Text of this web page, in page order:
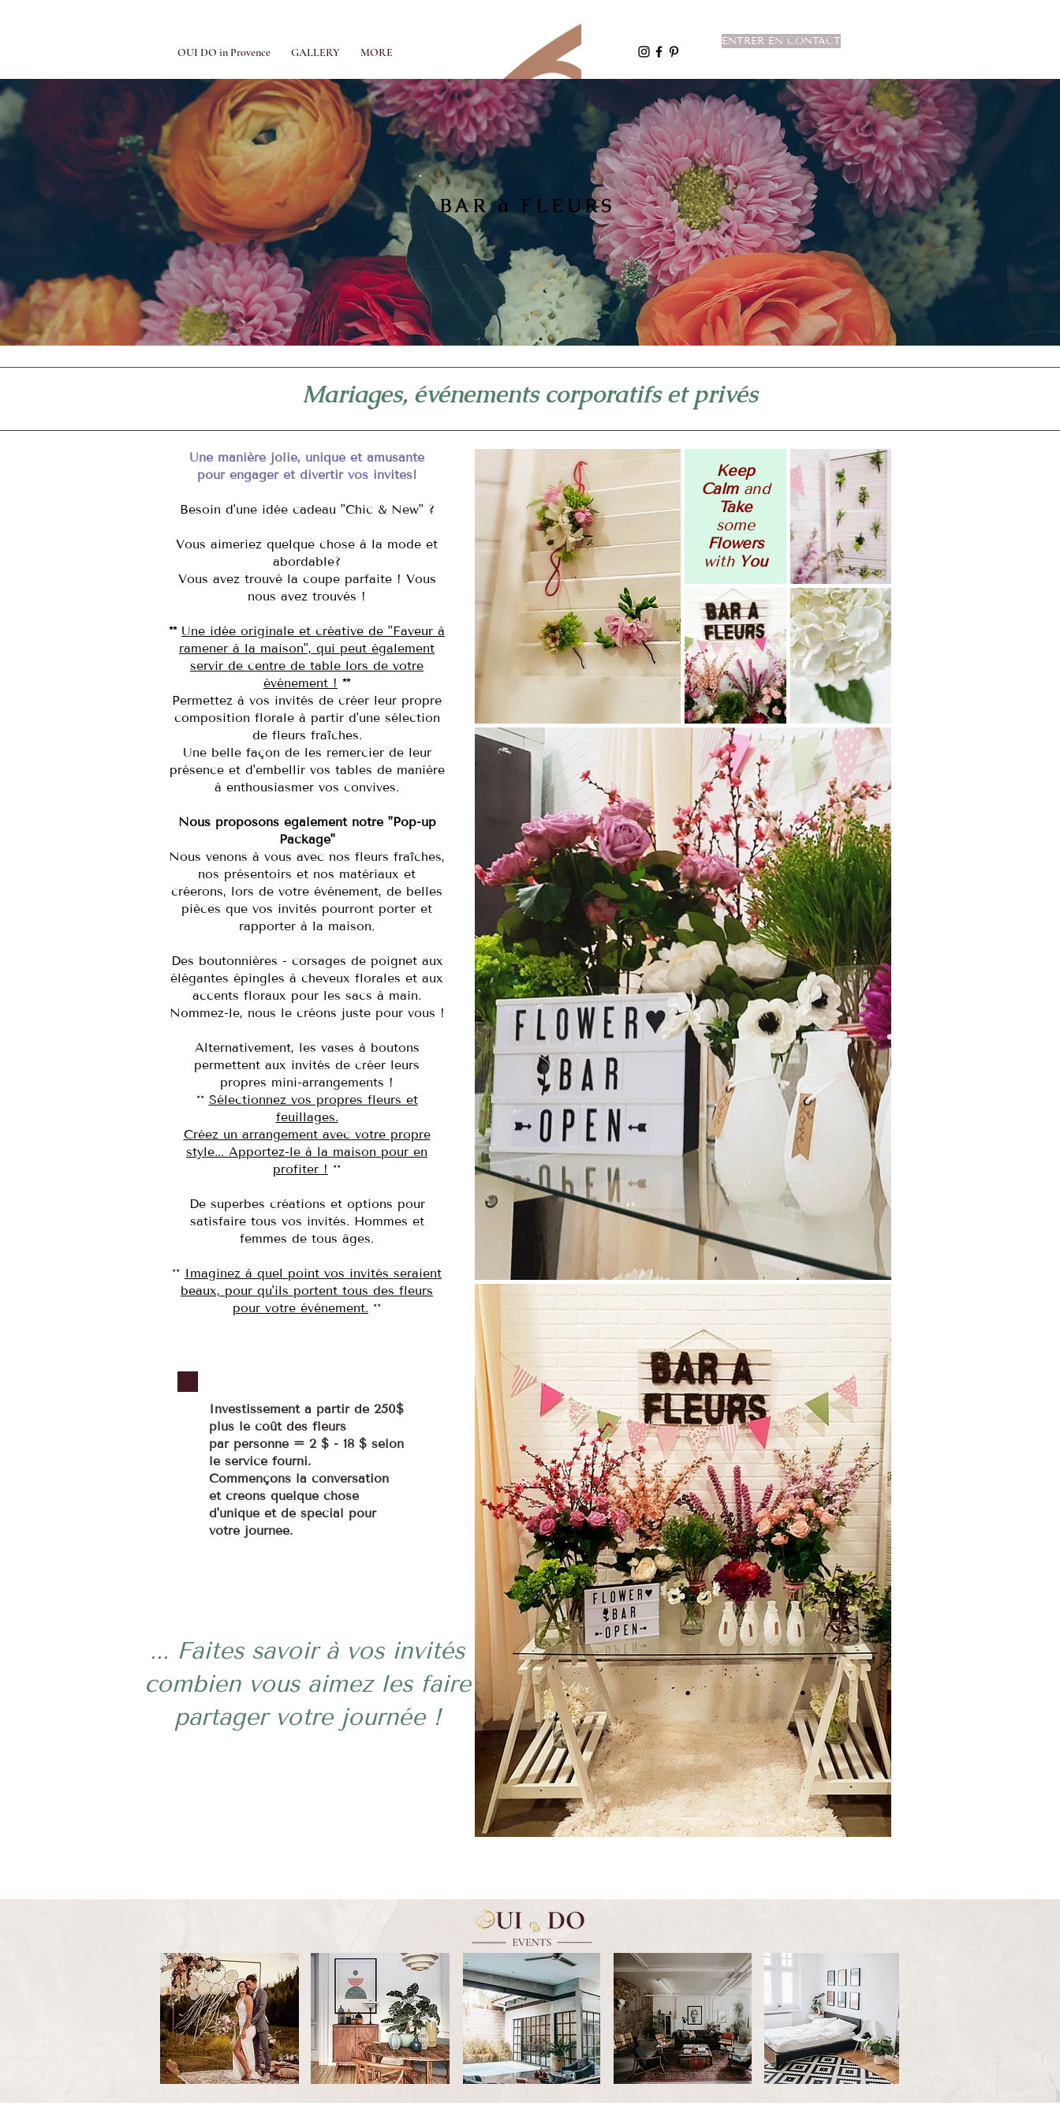
OUI DO in Provence GALLERY MORE
ENTRER EN CONTACT
BAR à FLEURS
Mariages, événements corporatifs et privés
Une manière jolie, unique et amusante
pour engager et divertir vos invités!
Besoin d'une idée cadeau "Chic & New" ?
Vous aimeriez quelque chose à la mode et
abordable?
Vous avez trouvé la coupe parfaite ! Vous
nous avez trouvés !
** Une idée originale et créative de "Faveur à
ramener à la maison", qui peut également
servir de centre de table lors de votre
événement ! **
Permettez à vos invités de créer leur propre
composition florale à partir d'une sélection
de fleurs fraîches.
Une belle façon de les remercier de leur
présence et d'embellir vos tables de manière
à enthousiasmer vos convives.
Nous proposons également notre "Pop-up
Package"
Nous venons à vous avec nos fleurs fraîches,
nos présentoirs et nos matériaux et
créerons, lors de votre événement, de belles
pièces que vos invités pourront porter et
rapporter à la maison.
Des boutonnières - corsages de poignet aux
élégantes épingles à cheveux florales et aux
accents floraux pour les sacs à main.
Nommez-le, nous le créons juste pour vous !
Alternativement, les vases à boutons
permettent aux invités de créer leurs
propres mini-arrangements !
** Sélectionnez vos propres fleurs et
feuillages.
Créez un arrangement avec votre propre
style... Apportez-le à la maison pour en
profiter ! **
De superbes créations et options pour
satisfaire tous vos invités. Hommes et
femmes de tous âges.
** Imaginez à quel point vos invités seraient
beaux, pour qu'ils portent tous des fleurs
pour votre événement. **
Investissement à partir de 250$
plus le coût des fleurs
par personne = 2 $ - 18 $ selon
le service fourni.
Commençons la conversation
et créons quelque chose
d'unique et de spécial pour
votre journée.
Keep
Calm and
Take
some
Flowers
withYou
... Faites savoir à vos invités
combien vous aimez les faire
partager votre journée !